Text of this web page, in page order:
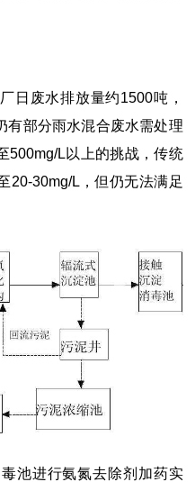
日废水排放量约1500吨，
有部分雨水混合废水需处理
500mg/L以上的挑战，传统
20-30mg/L，但仍无法满足
池进行氨氮去除剂加药实